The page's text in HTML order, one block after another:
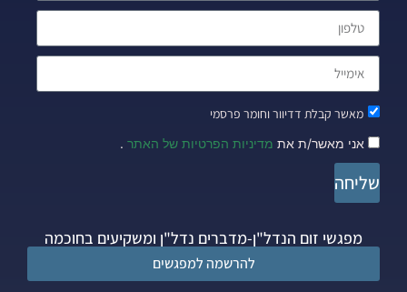
מאשר קבלת דדיוור וחומר פרסמי
אני מאשר/ת את מדיניות הפרטיות של האתר .
שליחה
מפגשי זום הנדל"ן-מדברים נדל"ן ומשקיעים בחוכמה
להרשמה למפגשים